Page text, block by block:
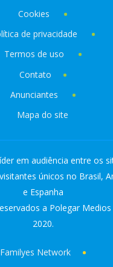
Cookies
de privacidade
Termos de uso
Contato
Anunciantes
Mapa do site
em audiência entre os
únicos no Brasil,
e Espanha
a Polegar
2020.
Familyes Network